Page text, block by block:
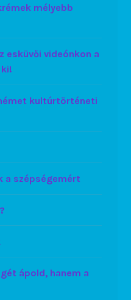
mélyebb
esküvői videónkon a
kultúrtörténeti
a szépségemért
ápold, hanem a